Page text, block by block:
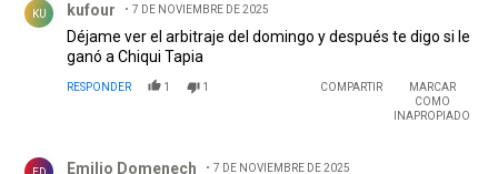
KU kufour 7 DE NOVIEMBRE DE 2025
Déjame ver el arbitraje del domingo y después te digo si le
ganó a Chiqui Tapia
RESPONDER 1 1 COMPARTIR
MARCAR
COMO
INAPROPIADO
Emilio Domenech 7 DE NOVIEMBRE DE 2025